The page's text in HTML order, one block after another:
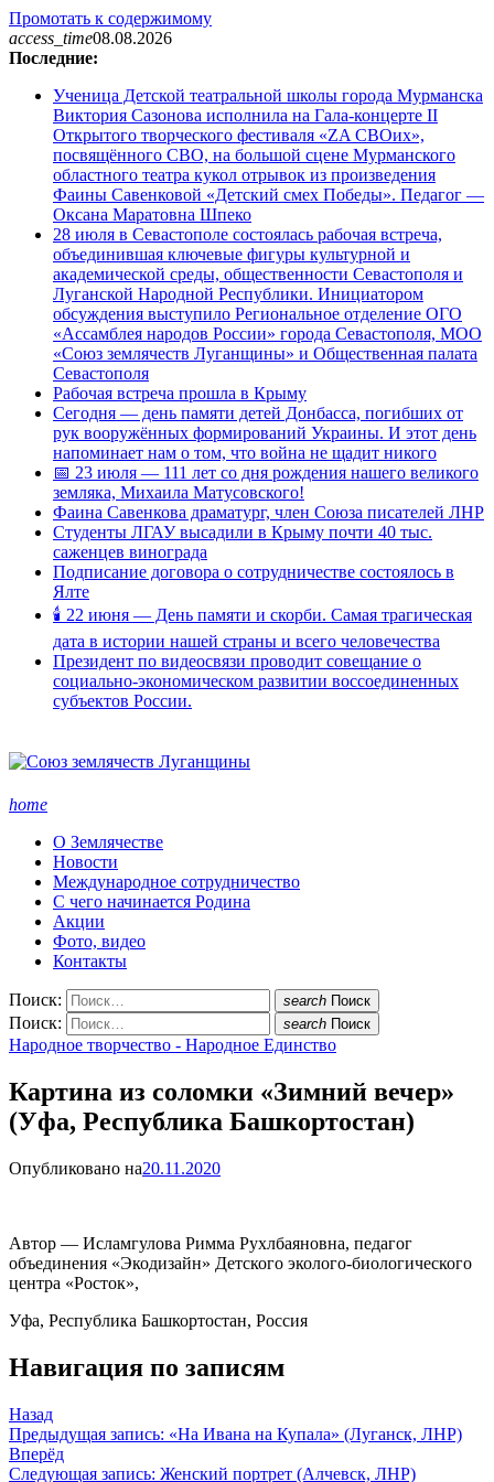
Промотать к содержимому
access_time08.08.2026
Последние:
Ученица Детской театральной школы города Мурманска
Виктория Сазонова исполнила на Гала-концерте II
Открытого творческого фестиваля «ZA СВОих»,
посвящённого СВО, на большой сцене Мурманского
областного театра кукол отрывок из произведения
Фаины Савенковой «Детский смех Победы». Педагог —
Оксана Маратовна Шпеко
28 июля в Севастополе состоялась рабочая встреча,
объединившая ключевые фигуры культурной и
академической среды, общественности Севастополя и
Луганской Народной Республики. Инициатором
обсуждения выступило Региональное отделение ОГО
«Ассамблея народов России» города Севастополя, МОО
«Союз землячеств Луганщины» и Общественная палата
Севастополя
Рабочая встреча прошла в Крыму
Сегодня — день памяти детей Донбасса, погибших от
рук вооружённых формирований Украины. И этот день
напоминает нам о том, что война не щадит никого
📅 23 июля — 111 лет со дня рождения нашего великого
земляка, Михаила Матусовского!
Фаина Савенкова драматург, член Союза писателей ЛНР
Студенты ЛГАУ высадили в Крыму почти 40 тыс.
саженцев винограда
Подписание договора о сотрудничестве состоялось в
Ялте
🕯 22 июня — День памяти и скорби. Самая трагическая
дата в истории нашей страны и всего человечества
Президент по видеосвязи проводит совещание о
социально-экономическом развитии воссоединенных
субъектов России.
home
О Землячестве
Новости
Международное сотрудничество
С чего начинается Родина
Акции
Фото, видео
Контакты
Поиск: search Поиск
Поиск: search Поиск
Народное творчество - Народное Единство
Картина из соломки «Зимний вечер»
(Уфа, Республика Башкортостан)
Опубликовано на20.11.2020
Автор — Исламгулова Римма Рухлбаяновна, педагог
объединения «Экодизайн» Детского эколого-биологического
центра «Росток»,
Уфа, Республика Башкортостан, Россия
Навигация по записям
Назад
Предыдущая запись: «На Ивана на Купала» (Луганск, ЛНР)
Вперёд
Следующая запись: Женский портрет (Алчевск, ЛНР)